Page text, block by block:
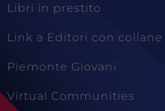
Libri in prestito
Link a Editori con
Piemonte Giovani
Virtual Communities